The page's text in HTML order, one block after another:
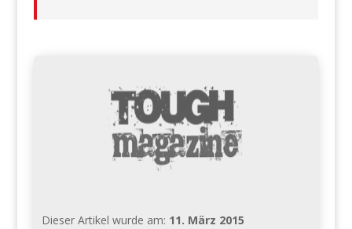
Dieser Artikel wurde am: 11. März 2015